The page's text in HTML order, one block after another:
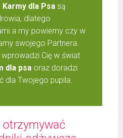
dla Psa są
dlatego
a my powiemy czy w
swojego Partnera.
Cię w świat
dla psa oraz doradzi
dla Twojego pupila.